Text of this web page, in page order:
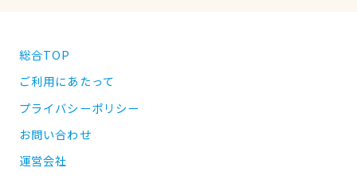
総合TOP
ご利用にあたって
プライバシーポリシー
お問い合わせ
運営会社